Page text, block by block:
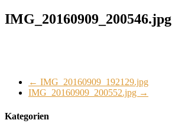
IMG_20160909_200546.jpg
← IMG_20160909_192129.jpg
IMG_20160909_200552.jpg →
Kategorien